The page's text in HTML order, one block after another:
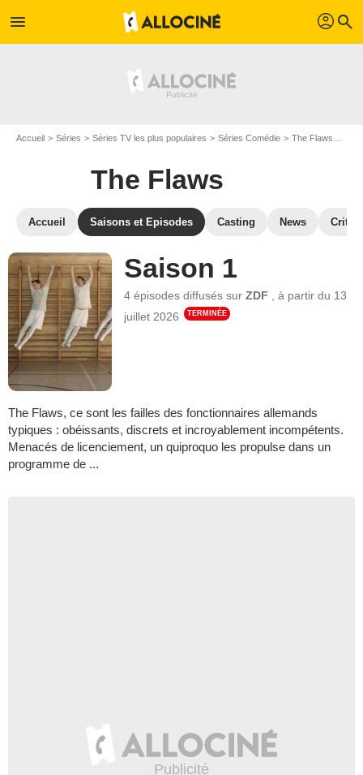
menu profil search
Accueil Séries Séries TV les plus populaires Séries Comédie The Flaws
The Flaws
Accueil Saisons et Episodes Casting News
Saison 1
4 épisodes diffusés surZDF ,à partir du 13
juillet 2026
TERMINÉE
The Flaws, ce sont les failles des fonctionnaires allemands
typiques : obéissants, discrets et incroyablement incompétents.
Menacés de licenciement, un quiproquo les propulse dans un
programme de ...